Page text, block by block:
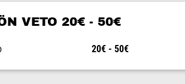
VETO 20€ - 50€
20€ - 50€